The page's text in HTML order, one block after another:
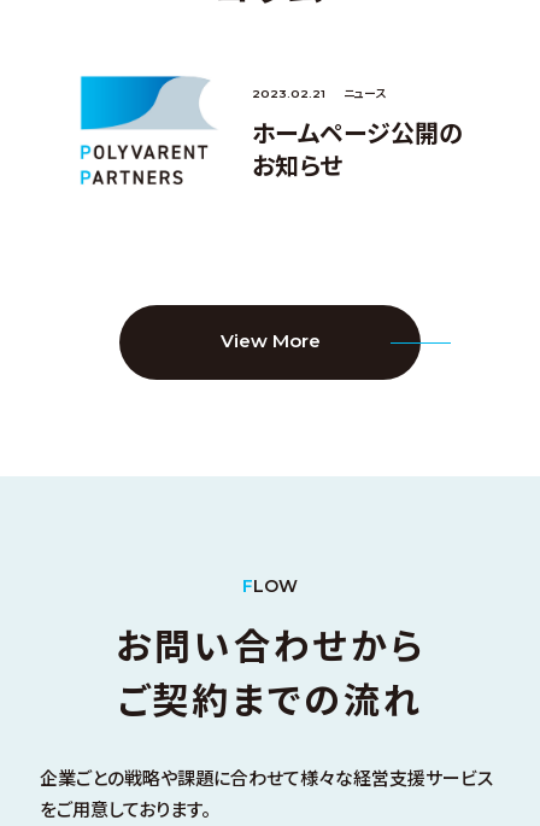
2023.02.21 ニュース
ホームページ公開の
お知らせ
View More
FLOW
お問い合わせから
ご契約までの流れ
企業ごとの戦略や課題に合わせて様々な経営支援サービス
をご用意しております。